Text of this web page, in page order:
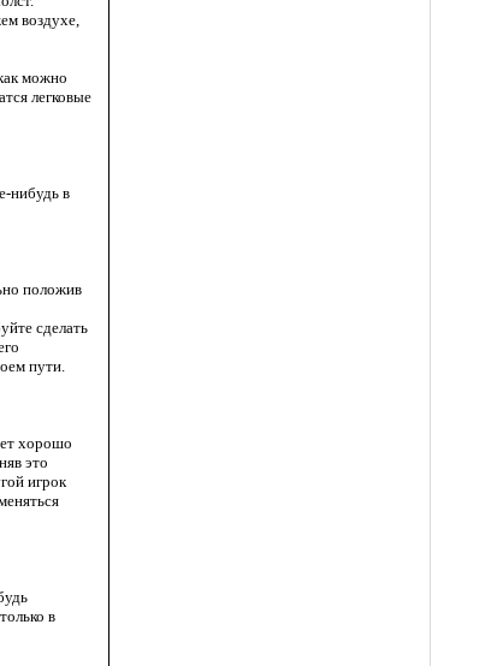
воздухе,
можно
легковые
нибудь в
положив
сделать
пути.
хорошо
это
игрок
в